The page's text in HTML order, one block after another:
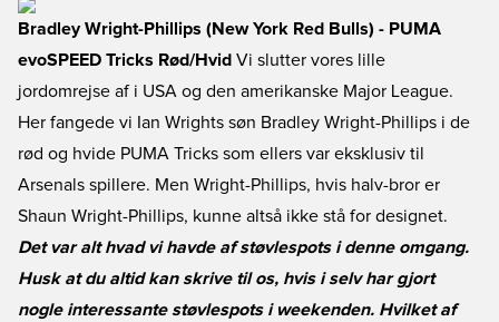
Bradley Wright-Phillips (New York Red Bulls) - PUMA
evoSPEED Tricks Rød/Hvid Vi slutter vores lille
jordomrejse af i USA og den amerikanske Major League.
Her fangede vi Ian Wrights søn Bradley Wright-Phillips i de
rød og hvide PUMA Tricks som ellers var eksklusiv til
Arsenals spillere. Men Wright-Phillips, hvis halv-bror er
Shaun Wright-Phillips, kunne altså ikke stå for designet.
Det var alt hvad vi havde af støvlespots i denne omgang.
Husk at du altid kan skrive til os, hvis i selv har gjort
nogle interessante støvlespots i weekenden. Hvilket af